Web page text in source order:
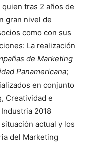
quien tras 2 años de
gran nivel de
como con sus
La realización
de Marketing
Panamericana;
en conjunto
Creatividad e
2018
actual y los
del Marketing